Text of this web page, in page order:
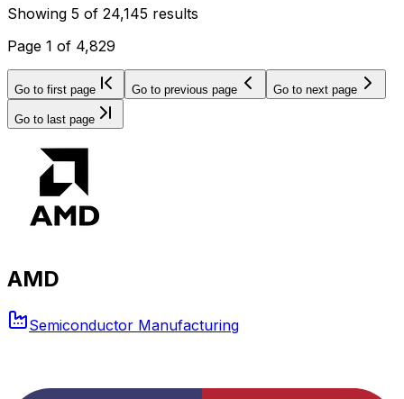
Showing 5 of 24,145 results
Page 1 of 4,829
Go to first page Go to previous page Go to next page
Go to last page
AMD
Semiconductor Manufacturing